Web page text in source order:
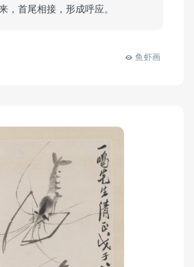
，首尾相接，形成呼应。
鱼虾画